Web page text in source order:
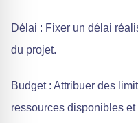
Délai : Fixer un délai
du projet.
Budget : Attribuer des
ressources disponibles